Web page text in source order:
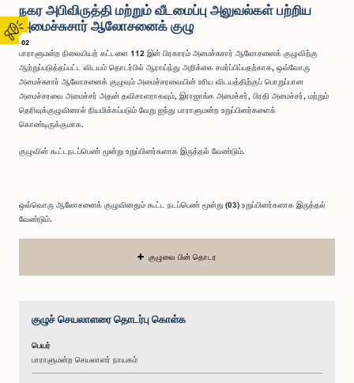
02
நகர அபிவிருத்தி மற்றும் வீடமைப்பு அலுவல்கள் பற்றிய
அமைச்சுசார் ஆலோசனைக் குழு
பாராளுமன்ற நிலையியற் கட்டளை 112 இன் பிரகாரம் அமைச்சுசார் ஆலோசனைக் குழுவிற்கு
ஆற்றுப்படுத்தப்பட்ட விடயம் தொடர்பில் ஆராய்ந்து அறிக்கை சமர்ப்பிப்பதற்காக, ஒவ்வோரு
அமைச்சுசார் ஆலோசனைக் குழுவும் அமைச்சரவையின் உரிய விடயத்திற்குப் பொறுப்பான
அமைச்சரவை அமைச்சர் அதன் தவிசாளராகவும், இராஜாங்க அமைச்சர், பிரதி அமைச்சர், மற்றும்
தெரிவுக்குழுவினால் நியமிக்கப்படும் வேறு ஐந்து பாராளுமன்ற உறுப்பினர்களைக்
கொண்டிருக்குமாக.
குழுவின் கூட்டநடப்பெண் மூன்று உறுப்பினர்களாக இருத்தல் வேண்டும்.
ஒவ்வொரு ஆலோசனைக் குழுவினதும் கூட்ட நடப்பெண் மூன்று (03) உறுப்பினர்களாக இருத்தல்
வேண்டும்.
குழுவை பின் தொடர
குழுச் செயலாளரை தொடர்பு கொள்க
பெயர்
பாராளுமன்ற செயலாளர் நாயகம்